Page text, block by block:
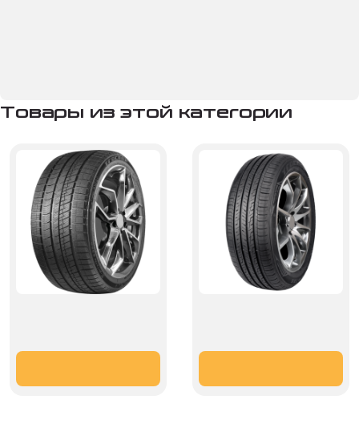
Товары из этой категории